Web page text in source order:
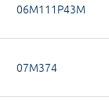
06M111P43M
07M374